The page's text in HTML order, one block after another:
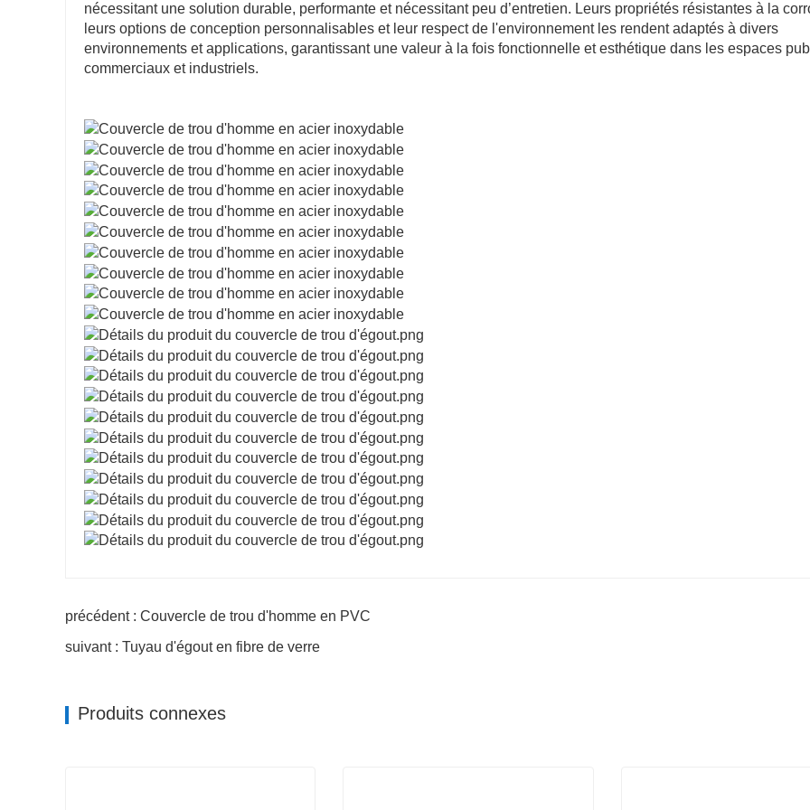
nécessitant une solution durable, performante et nécessitant peu d’entretien. Leurs propriétés résistantes à la
leurs options de conception personnalisables et leur respect de l'environnement les rendent adaptés à divers
environnements et applications, garantissant une valeur à la fois fonctionnelle et esthétique dans les espaces
commerciaux et industriels.
précédent : Couvercle de trou d'homme en PVC
suivant : Tuyau d'égout en fibre de verre
Produits connexes